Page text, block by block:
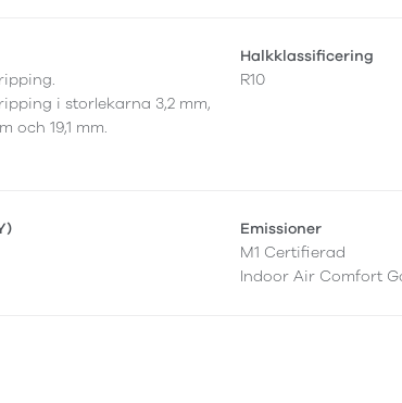
i storlekarna 3,2 mm,
och 19,1 mm.
Halkklassificering
R10
Emissioner
M1 Certifierad
Indoor Air Comfort